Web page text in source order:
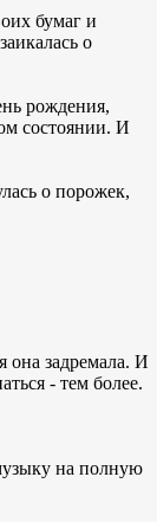
бумаг и
о
рождения,
состоянии. И
о порожек,
она задремала. И
- тем более.
на полную